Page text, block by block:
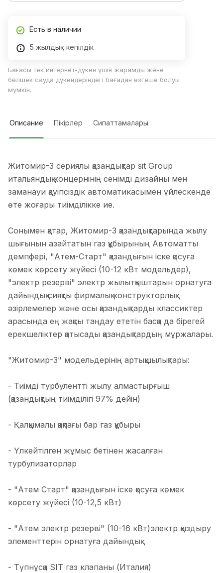
Есть в наличии
5 жылдық кепілдік
Бағасы тек интернет-дүкен үшін жарамды және
бөлшек сауда дүкендеріндегі бағадан өзгеше болуы
мүмкін.
Описание Пікірлер Сипаттамалары
Житомир-3 сериялы қазандықтар sit Group
итальяндық концернінің сенімді дизайны мен
заманауи қауіпсіздік автоматикасымен үйлескенде
өте жоғары тиімділікке ие.
Сонымен қатар, Житомир-3 қазандықтарында жылу
шығынын азайтатын газ құбырының Автоматты
демпфері, "Атем-Старт" қазандығын іске қосуға
көмек көрсету жүйесі (10-12 кВт модельдер),
"электр резерві" электр жылытқыштарын орнатуға
дайындық сияқты фирмалық конструкторлық
әзірлемелер және осы қазандықтарды классиктер
арасында ең жақсы таңдау ететін басқа да бірегей
ерекшеліктер қатысады қазандықтардың мұржалары.
"Житомир-3" модельдерінің артықшылықтары:
- Тиімді турбулентті жылу алмастырғыш
(қазандықтың тиімділігі 97% дейін)
- Қалқымалы қақпағы бар газ құбыры
- Үлкейтілген жұмыс бетінен жасалған
турбулизаторлар
- "Атем Старт" қазандығын іске қосуға көмек
көрсету жүйесі (10-12,5 кВт)
- "Атем электр резерві" (10-16 кВт)электр қыздыру
элементтерін орнатуға дайындық
- Түпнұсқа SIT газ клапаны (Италия)